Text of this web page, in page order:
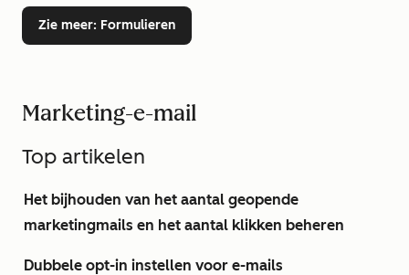
Zie meer: Formulieren
Marketing-e-mail
Top artikelen
Het bijhouden van het aantal geopende
marketingmails en het aantal klikken beheren
Dubbele opt-in instellen voor e-mails